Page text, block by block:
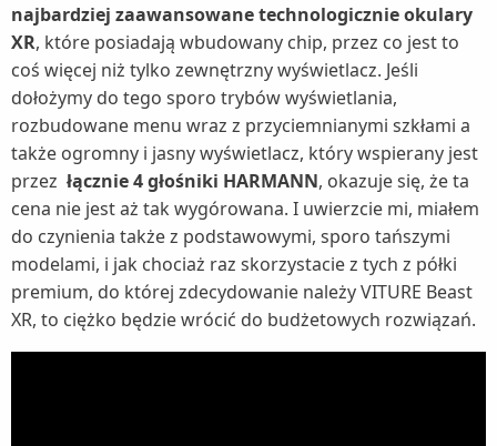
najbardziej zaawansowane technologicznie okulary
XR, które posiadają wbudowany chip, przez co jest to
coś więcej niż tylko zewnętrzny wyświetlacz. Jeśli
dołożymy do tego sporo trybów wyświetlania,
rozbudowane menu wraz z przyciemnianymi szkłami a
także ogromny i jasny wyświetlacz, który wspierany jest
przez łącznie 4 głośniki HARMANN, okazuje się, że ta
cena nie jest aż tak wygórowana. I uwierzcie mi, miałem
do czynienia także z podstawowymi, sporo tańszymi
modelami, i jak chociaż raz skorzystacie z tych z półki
premium, do której zdecydowanie należy VITURE Beast
XR, to ciężko będzie wrócić do budżetowych rozwiązań.